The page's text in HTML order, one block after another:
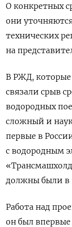
О конкретных
они
технических
на
В РЖД,
связали срыв
водородных
сложный и
первые в
с водородным
должны были в
Работа над
он был